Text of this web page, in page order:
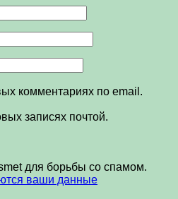
комментариях по email.
записях почтой.
для борьбы со спамом.
ваши данные